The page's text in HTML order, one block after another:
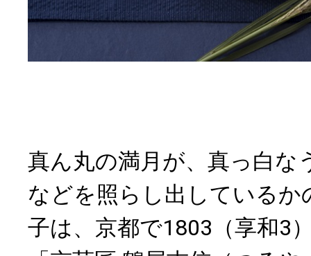
真ん丸の満月が、真っ白な
などを照らし出しているか
子は、京都で1803（享和3